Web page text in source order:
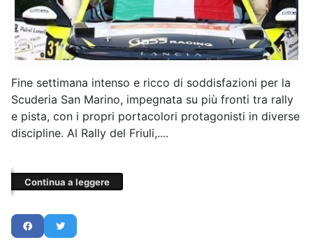
Fine settimana intenso e ricco di soddisfazioni per la
Scuderia San Marino, impegnata su più fronti tra rally
e pista, con i propri portacolori protagonisti in diverse
discipline. Al Rally del Friuli,....
Continua a leggere